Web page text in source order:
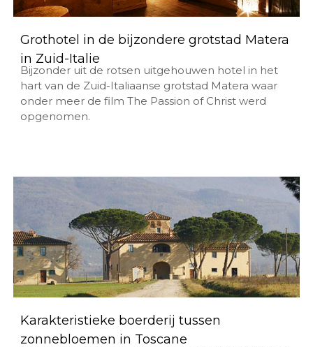
Grothotel in de bijzondere grotstad Matera
in Zuid-Italie
Bijzonder uit de rotsen uitgehouwen hotel in het
hart van de Zuid-Italiaanse grotstad Matera waar
onder meer de film The Passion of Christ werd
opgenomen.
Karakteristieke boerderij tussen
zonnebloemen in Toscane